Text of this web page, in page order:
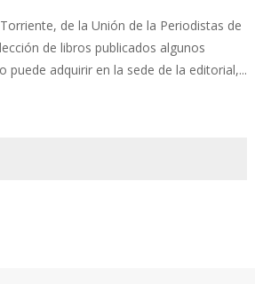
de la Unión de la Periodistas de
de libros publicados algunos
puede adquirir en la sede de la editorial,...